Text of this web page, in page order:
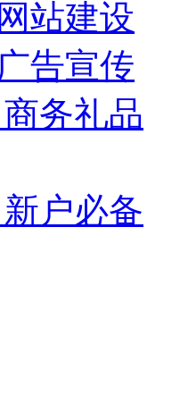
站建设
告宣传
务礼品
户必备